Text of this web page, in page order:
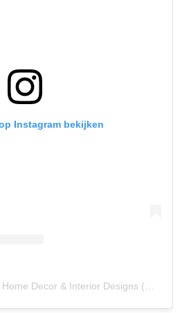
Instagram bekijken